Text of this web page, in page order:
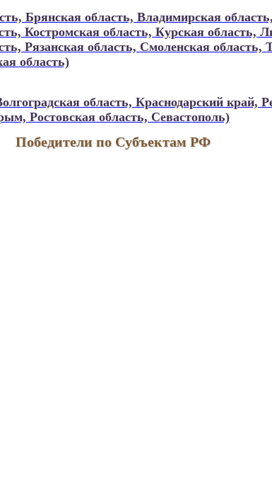
Брянская область, Владимирская
Костромская область, Курская область,
Рязанская область, Смоленская область,
область)
область, Краснодарский край,
Ростовская область, Севастополь)
Победители по Субъектам РФ